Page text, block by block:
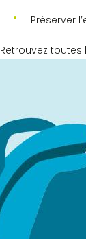
Préserver
Retrouvez toutes